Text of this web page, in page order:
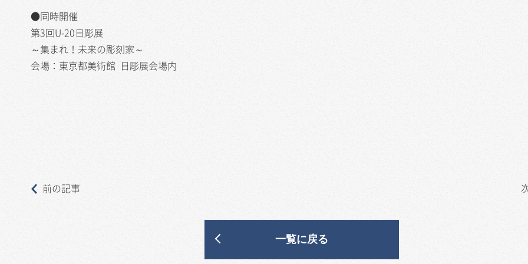
●同時開催
第3回U-20日彫展
～集まれ！未来の彫刻家～
会場：東京都美術館 日彫展会場内
前の記事
一覧に戻る